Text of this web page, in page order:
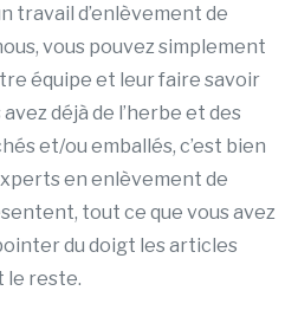
travail d’enlèvement de
vous pouvez simplement
équipe et leur faire savoir
déjà de l’herbe et des
et/ou emballés, c’est bien
en enlèvement de
tout ce que vous avez
du doigt les articles
le reste.